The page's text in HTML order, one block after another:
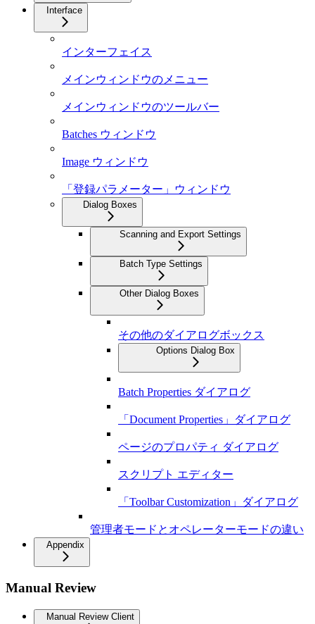
Interface
インターフェイス
メインウィンドウのメニュー
メインウィンドウのツールバー
Batches ウィンドウ
Image ウィンドウ
「登録パラメーター」ウィンドウ
Dialog Boxes
Scanning and Export Settings
Batch Type Settings
Other Dialog Boxes
その他のダイアログボックス
Options Dialog Box
Batch Properties ダイアログ
「Document Properties」ダイアログ
ページのプロパティ ダイアログ
スクリプト エディター
「Toolbar Customization」ダイアログ
管理者モードとオペレーターモードの違い
Appendix
Manual Review
Manual Review Client